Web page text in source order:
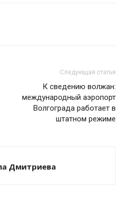
Следующая статья
К сведению волжан:
международный аэропорт
Волгограда работает в
штатном режиме
Дмитриева